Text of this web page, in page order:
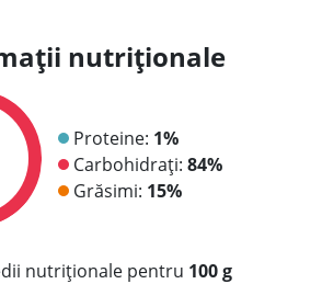
nutriționale
Proteine: 1%
Carbohidrați: 84%
Grăsimi: 15%
nutriționale pentru 100 g